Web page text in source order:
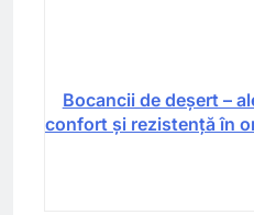
Bocancii de deșert –
confort și rezistență în